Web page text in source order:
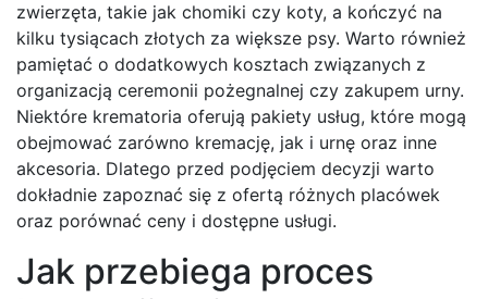
zwierzęta, takie jak chomiki czy koty, a kończyć na
kilku tysiącach złotych za większe psy. Warto również
pamiętać o dodatkowych kosztach związanych z
organizacją ceremonii pożegnalnej czy zakupem urny.
Niektóre krematoria oferują pakiety usług, które mogą
obejmować zarówno kremację, jak i urnę oraz inne
akcesoria. Dlatego przed podjęciem decyzji warto
dokładnie zapoznać się z ofertą różnych placówek
oraz porównać ceny i dostępne usługi.
Jak przebiega proces